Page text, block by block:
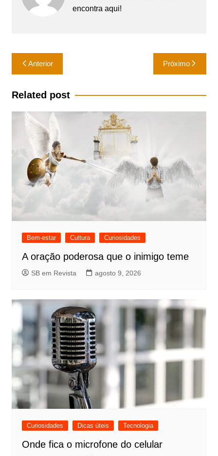
encontra aqui!
Navegação
de
Post
Anterior Próximo
Related post
Bem-estar Cultura Curiosidades
A oração poderosa que o inimigo teme
SB em Revista agosto 9, 2026
Curiosidades Dicas úteis Tecnologia
Onde fica o microfone do celular